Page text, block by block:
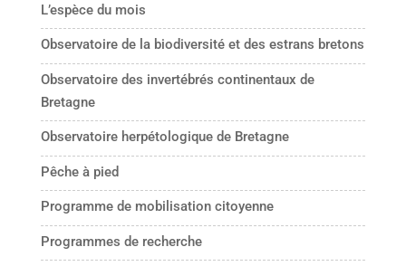
L’espèce du mois
Observatoire de la biodiversité et des estrans bretons
Observatoire des invertébrés continentaux de
Bretagne
Observatoire herpétologique de Bretagne
Pêche à pied
Programme de mobilisation citoyenne
Programmes de recherche